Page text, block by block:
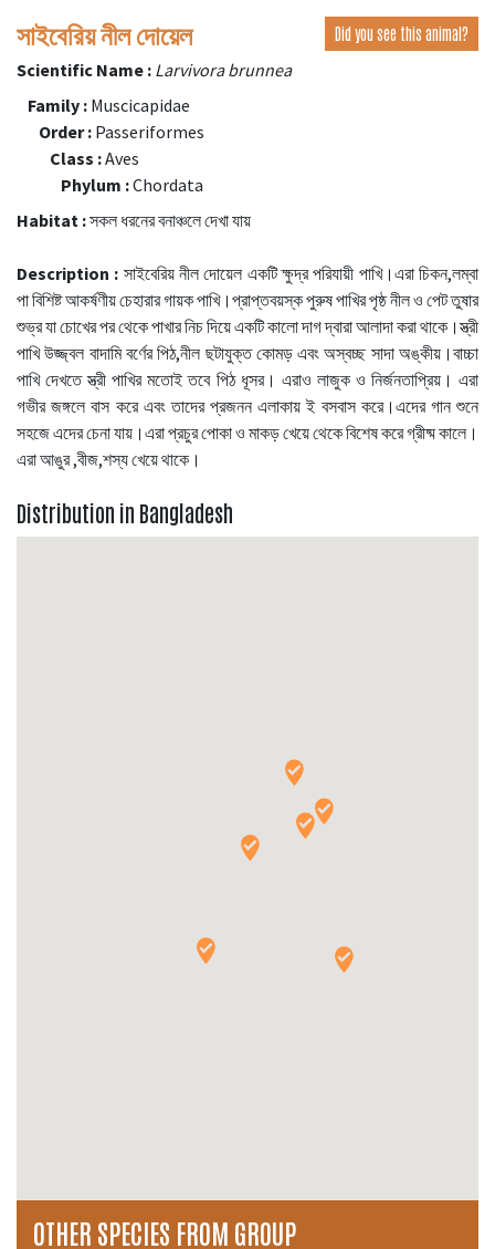
সাইবেরিয় নীল দোয়েল Did you see this animal?
Scientific Name : Larvivora brunnea
Family : Muscicapidae
Order : Passeriformes
Class :Aves
Phylum :Chordata
Habitat :সকল ধরনের বনাঞ্চলে দেখা যায়
Description : সাইবেরিয় নীল দোয়েল একটি ক্ষুদ্র পরিযায়ী পাখি।এরা চিকন,লম্বা
পা বিশিষ্ট আকর্ষণীয় চেহারার গায়ক পাখি।প্রাপ্তবয়স্ক পুরুষ পাখির পৃষ্ঠ নীল ও পেট তুষার
শুভ্র যা চোখের পর থেকে পাখার নিচ দিয়ে একটি কালো দাগ দ্বারা আলাদা করা থাকে।স্ত্রী
পাখি উজ্জ্বল বাদামি বর্ণের পিঠ,নীল ছটাযুক্ত কোমড় এবং অস্বচ্ছ সাদা অঙ্কীয়।বাচ্চা
পাখি দেখতে স্ত্রী পাখির মতোই তবে পিঠ ধূসর। এরাও লাজুক ও নির্জনতাপ্রিয়। এরা
গভীর জঙ্গলে বাস করে এবং তাদের প্রজনন এলাকায় ই বসবাস করে।এদের গান শুনে
সহজে এদের চেনা যায়।এরা প্রচুর পোকা ও মাকড় খেয়ে থেকে বিশেষ করে গ্রীষ্ম কালে।
এরা আঙুর ,বীজ,শস্য খেয়ে থাকে।
Distribution in Bangladesh
OTHER SPECIES FROM GROUP